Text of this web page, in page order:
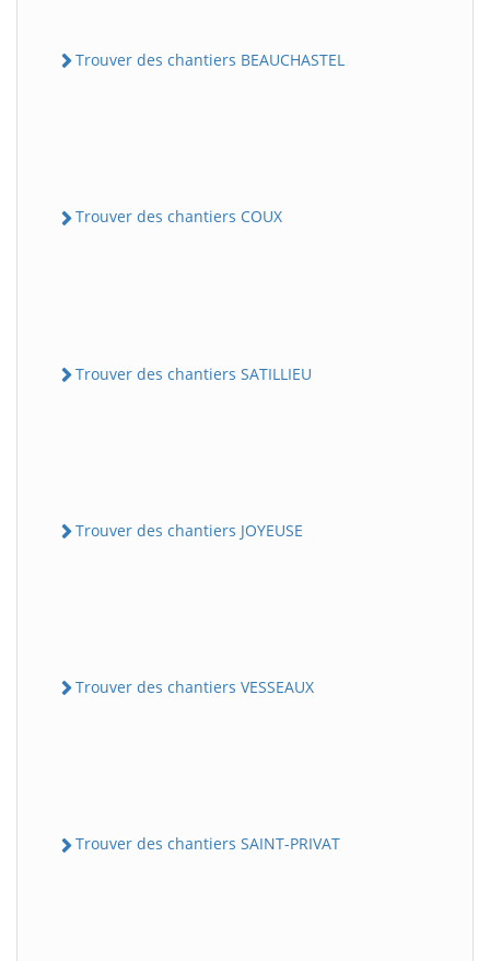
Trouver des chantiers BEAUCHASTEL
Trouver des chantiers COUX
Trouver des chantiers SATILLIEU
Trouver des chantiers JOYEUSE
Trouver des chantiers VESSEAUX
Trouver des chantiers SAINT-PRIVAT